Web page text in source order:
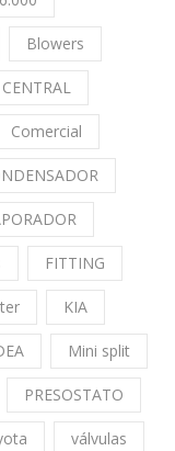
Blowers
CENTRAL
Comercial
FITTING
KIA
Mini split
PRESOSTATO
válvulas